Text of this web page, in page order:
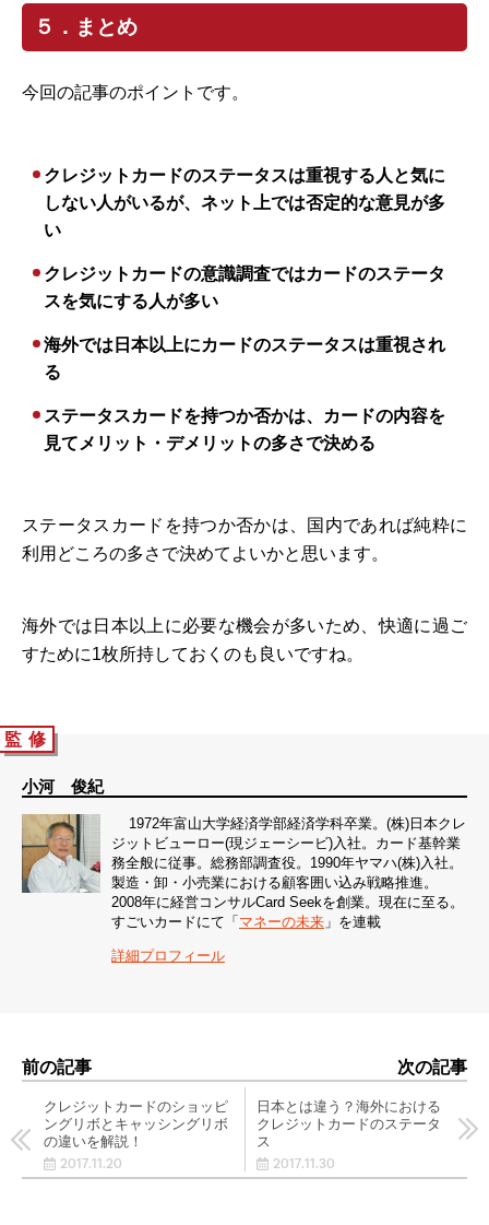
５．まとめ
今回の記事のポイントです。
クレジットカードのステータスは重視する人と気に
しない人がいるが、ネット上では否定的な意見が多
い
クレジットカードの意識調査ではカードのステータ
スを気にする人が多い
海外では日本以上にカードのステータスは重視され
る
ステータスカードを持つか否かは、カードの内容を
見てメリット・デメリットの多さで決める
ステータスカードを持つか否かは、国内であれば純粋に
利用どころの多さで決めてよいかと思います。
海外では日本以上に必要な機会が多いため、快適に過ご
すために1枚所持しておくのも良いですね。
監 修
小河 俊紀
1972年富山大学経済学部経済学科卒業。(株)日本クレ
ジットビューロー(現ジェーシービ)入社。カード基幹業
務全般に従事。総務部調査役。1990年ヤマハ(株)入社。
製造・卸・小売業における顧客囲い込み戦略推進。
2008年に経営コンサルCard Seekを創業。現在に至る。
すごいカードにて「マネーの未来 」を連載
詳細プロフィール
前の記事 次の記事
クレジットカードのショッピ
ングリボとキャッシングリボ
の違いを解説！
2017.11.20
日本とは違う？海外における
クレジットカードのステータ
ス
2017.11.30